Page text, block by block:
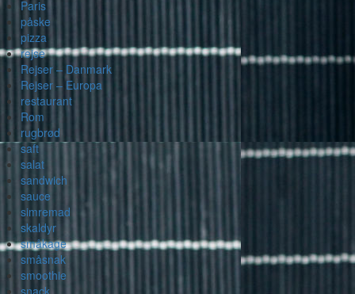
Paris
påske
pizza
rejse
Rejser – Danmark
Rejser – Europa
restaurant
Rom
rugbrød
saft
salat
sandwich
sauce
simremad
skaldyr
småkage
småsnak
smoothie
snack